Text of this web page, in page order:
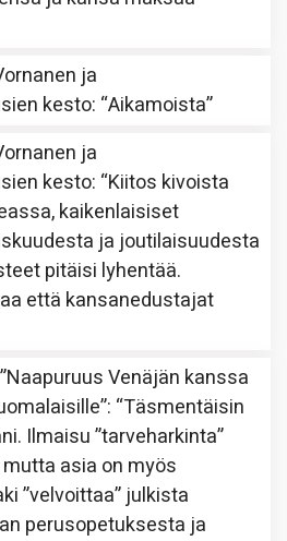
ja
kesto: “Aikamoista”
ja
kesto: “Kiitos kivoista
kaikenlaisiset
ja joutilaisuudesta
pitäisi lyhentää.
että kansanedustajat
”Naapuruus Venäjän kanssa
: “Täsmentäisin
Ilmaisu ”tarveharkinta”
asia on myös
”velvoittaa” julkista
perusopetuksesta ja